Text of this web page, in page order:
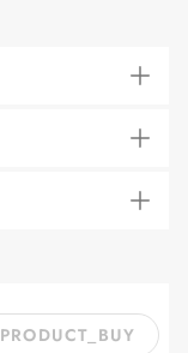
PRODUCT_BUY